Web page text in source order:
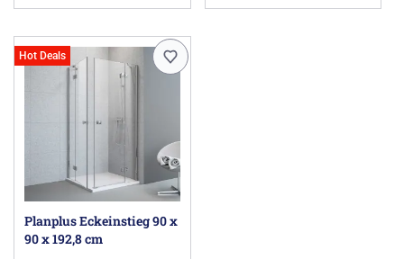
Hot Deals
Planplus Eckeinstieg 90 x
90 x 192,8 cm